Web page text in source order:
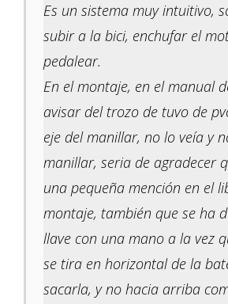
Es un sistema muy intuitivo,
subir a la bici, enchufar el
pedalear.
En el montaje, en el manual
avisar del trozo de tuvo de
eje del manillar, no lo veía y
manillar, seria de agradecer
una pequeña mención en el
montaje, también que se ha
llave con una mano a la vez
se tira en horizontal de la
sacarla, y no hacia arriba